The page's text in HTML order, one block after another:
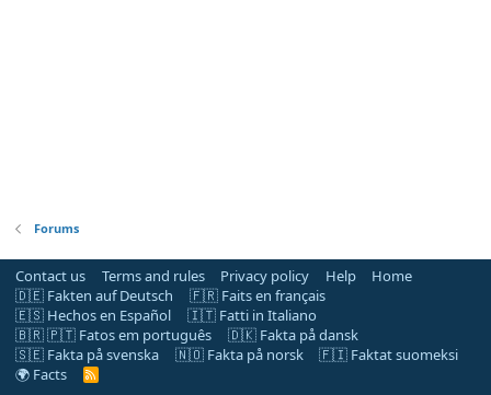
Forums
Contact us Terms and rules Privacy policy Help
Home
🇩🇪 Fakten auf Deutsch
🇫🇷 Faits en français
🇪🇸 Hechos en Español
🇮🇹 Fatti in Italiano
🇧🇷 🇵🇹 Fatos em português
🇩🇰 Fakta på dansk
🇸🇪 Fakta på svenska
🇳🇴 Fakta på norsk
🇫🇮 Faktat suomeksi
🌍 Facts
R